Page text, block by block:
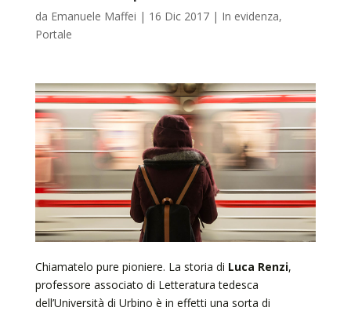
da Emanuele Maffei | 16 Dic 2017| In evidenza,
Portale
Chiamatelo pure pioniere. La storia di Luca Renzi,
professore associato di Letteratura tedesca
dell’Università di Urbino è in effetti una sorta di